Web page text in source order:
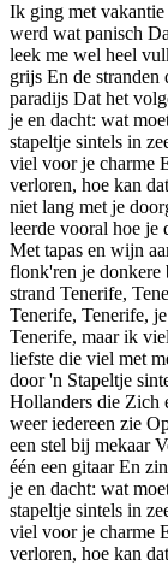
Ik ging met
werd wat panisch
leek me wel heel
grijs En de stranden
paradijs Dat het
je en dacht: wat
stapeltje sintels in
viel voor je charme
verloren, hoe kan
niet lang met je
leerde vooral hoe je
Met tapas en wijn
flonk'ren je donkere
strand Tenerife,
Tenerife, Tenerife,
Tenerife, maar ik
liefste die viel met
door 'n Stapeltje
Hollanders die Zich
weer iedereen zie
een stel bij mekaar
één een gitaar En
je en dacht: wat
stapeltje sintels in
viel voor je charme
verloren, hoe kan